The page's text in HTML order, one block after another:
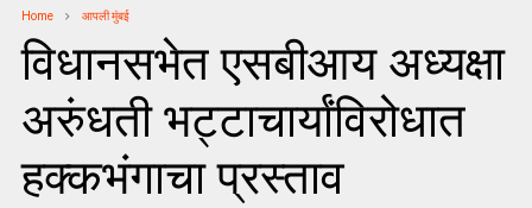
Home आपली मुंबई
विधानसभेत एसबीआय अध्यक्षा
अरुंधती भट्टाचार्यांविरोधात
हक्कभंगाचा प्रस्ताव